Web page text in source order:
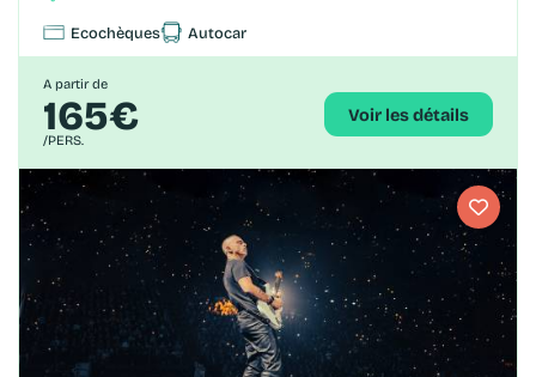
Ecochèques Autocar
A partir de
165€
/PERS.
Voir les détails